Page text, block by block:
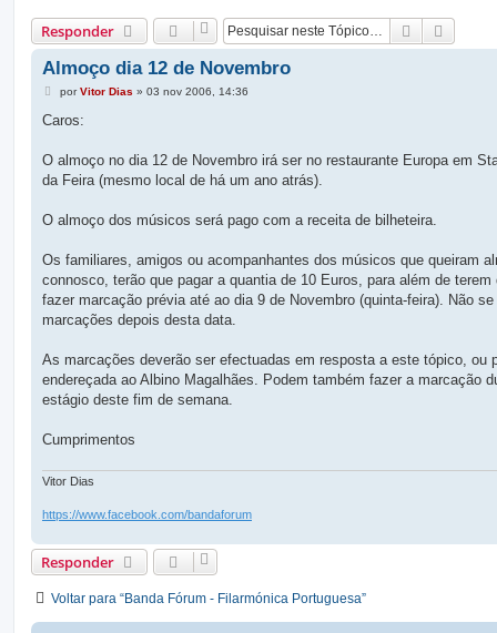
Responder Pesquisar
Almoço dia 12 de Novembro
M
n
g
m
porVitor Dias » 03 nov 2006, 14:36
Caros:
O almoço no dia 12 de Novembro irá ser no restaurante Europa em
da Feira (mesmo local de há um ano atrás).
O almoço dos músicos será pago com a receita de bilheteira.
Os familiares, amigos ou acompanhantes dos músicos que queiram
connosco, terão que pagar a quantia de 10 Euros, para além de terem
fazer marcação prévia até ao dia 9 de Novembro (quinta-feira). Não
marcações depois desta data.
As marcações deverão ser efectuadas em resposta a este tópico, ou
endereçada ao Albino Magalhães. Podem também fazer a marcação
estágio deste fim de semana.
Cumprimentos
Vitor Dias
https://www.facebook.com/bandaforum
Responder
Voltar para “Banda Fórum - Filarmónica Portuguesa”